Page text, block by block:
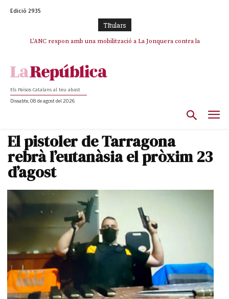
Edició 2935
TItulars
L’ANC respon amb una mobilització a La Jonquera contra la
SOS Costa Brava es planta contra la “nefasta” prolongació de la C-32 i
Els Països Catalans al teu abast
Dissabte, 08 de agost del 2026
El pistoler de Tarragona
rebrà l’eutanàsia el pròxim 23
d’agost